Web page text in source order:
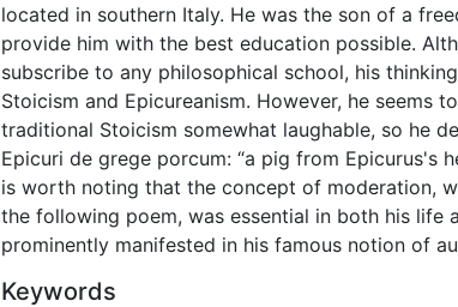
located in southern Italy. He was the son of a
provide him with the best education possible.
subscribe to any philosophical school, his
Stoicism and Epicureanism. However, he seems
traditional Stoicism somewhat laughable, so he
Epicuri de grege porcum: “a pig from Epicurus's
is worth noting that the concept of moderation,
the following poem, was essential in both his life
prominently manifested in his famous notion of
Keywords